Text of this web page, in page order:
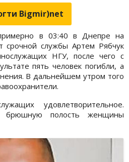
Bigmir)net
в 03:40 в Днепре на
службы Артем Рябчук
НГУ, после чего с
пять человек погибли, а
В дальнейшем утром того
удовлетворительное.
брюшную полость женщины